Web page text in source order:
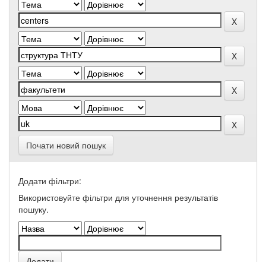
Почати новий пошук
Додати фільтри:
Використовуйте фільтри для уточнення результатів
пошуку.